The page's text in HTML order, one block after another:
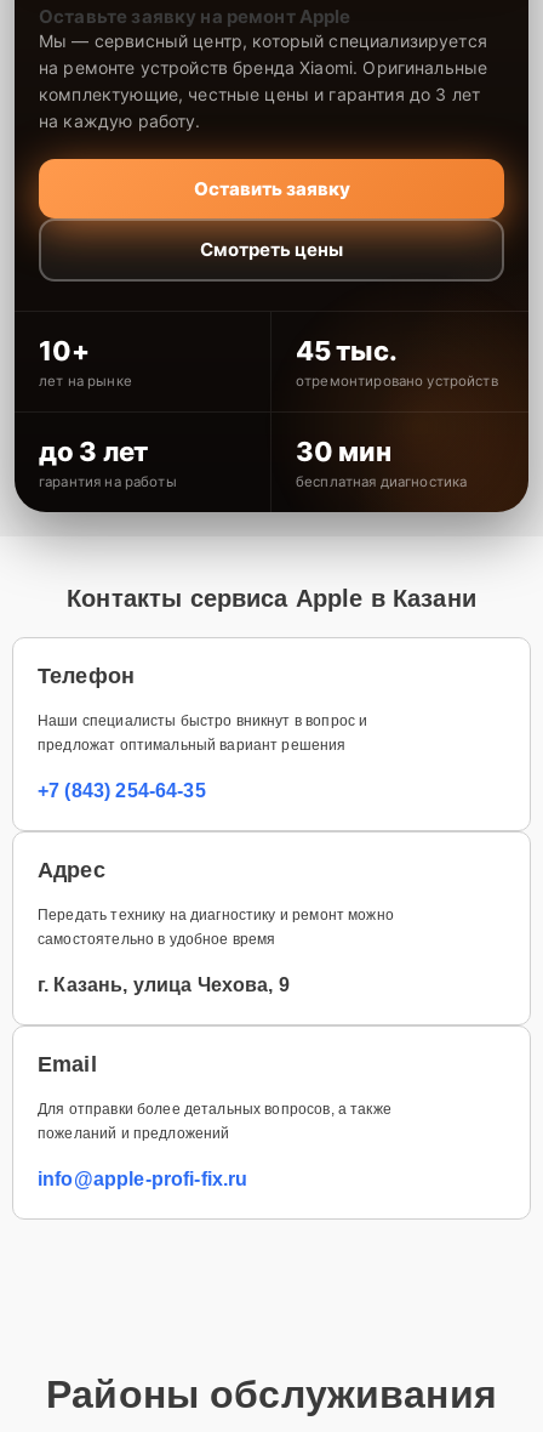
Оставьте заявку на ремонт Apple
Мы — сервисный центр, который специализируется
на ремонте устройств бренда Xiaomi. Оригинальные
комплектующие, честные цены и гарантия до 3 лет
на каждую работу.
Оставить заявку
Смотреть цены
10+
лет на рынке
45 тыс.
отремонтировано устройств
до 3 лет
гарантия на работы
30 мин
бесплатная диагностика
Контакты сервиса Apple в Казани
Телефон
Наши специалисты быстро вникнут в вопрос и
предложат оптимальный вариант решения
+7 (843) 254-64-35
Адрес
Передать технику на диагностику и ремонт можно
самостоятельно в удобное время
г. Казань, улица Чехова, 9
Email
Для отправки более детальных вопросов, а также
пожеланий и предложений
info@apple-profi-fix.ru
Районы обслуживания